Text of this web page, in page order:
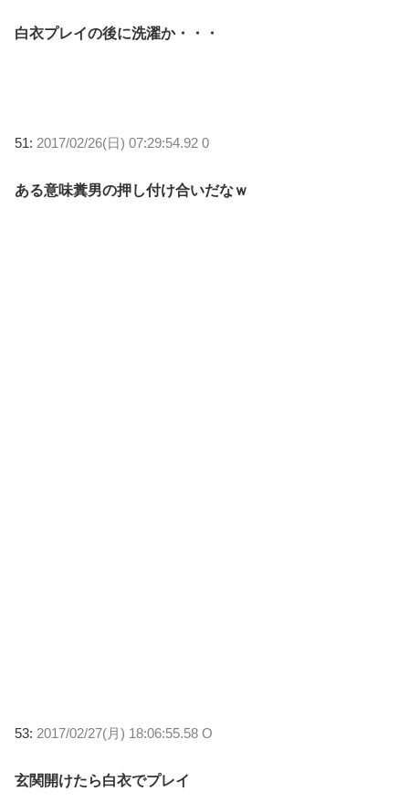
白衣プレイの後に洗濯か・・・
51: 2017/02/26(日) 07:29:54.92 0
ある意味糞男の押し付け合いだなｗ
53: 2017/02/27(月) 18:06:55.58 O
玄関開けたら白衣でプレイ